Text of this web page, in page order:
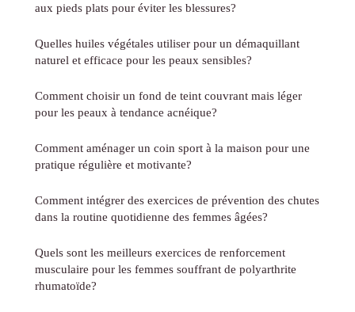
aux pieds plats pour éviter les blessures?
Quelles huiles végétales utiliser pour un démaquillant
naturel et efficace pour les peaux sensibles?
Comment choisir un fond de teint couvrant mais léger
pour les peaux à tendance acnéique?
Comment aménager un coin sport à la maison pour une
pratique régulière et motivante?
Comment intégrer des exercices de prévention des chutes
dans la routine quotidienne des femmes âgées?
Quels sont les meilleurs exercices de renforcement
musculaire pour les femmes souffrant de polyarthrite
rhumatoïde?